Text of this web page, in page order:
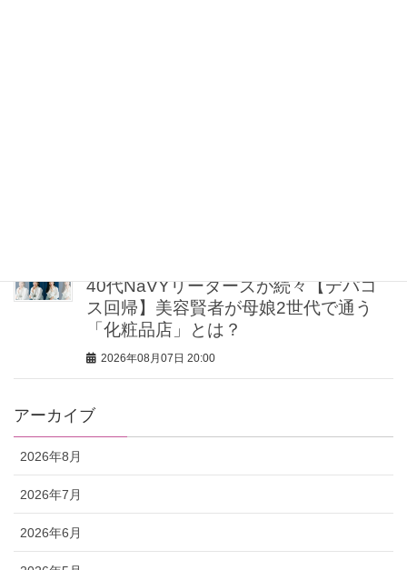
40代NaVYリーダーズが続々【デパコ
ス回帰】美容賢者が母娘2世代で通う
「化粧品店」とは？
2026年08月07日 20:00
アーカイブ
2026年8月
2026年7月
2026年6月